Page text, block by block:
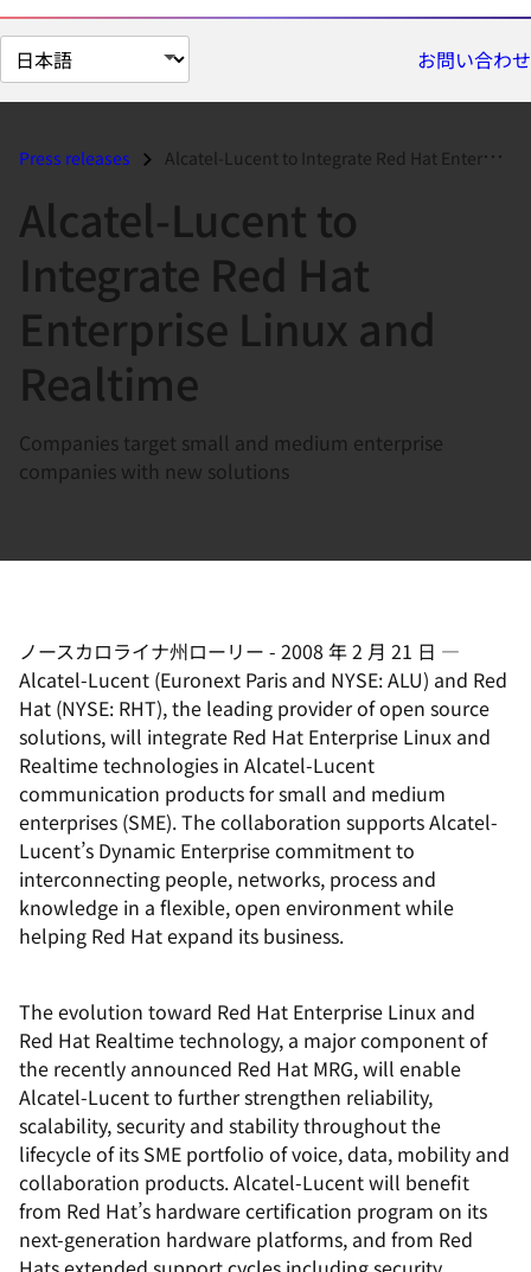
ペ
ー
の
を
だ
さ
お問い合わせ
Press releases Alcatel-Lucent to Integrate Red Hat Enterprise Linux and Realtime...
Alcatel-Lucent to
Integrate Red Hat
Enterprise Linux and
Realtime
Companies target small and medium enterprise
companies with new solutions
ノースカロライナ州ローリー - 2008 年 2 月 21 日 —
Alcatel-Lucent (Euronext Paris and NYSE: ALU) and Red
Hat (NYSE: RHT), the leading provider of open source
solutions, will integrate Red Hat Enterprise Linux and
Realtime technologies in Alcatel-Lucent
communication products for small and medium
enterprises (SME). The collaboration supports Alcatel-
Lucent’s Dynamic Enterprise commitment to
interconnecting people, networks, process and
knowledge in a flexible, open environment while
helping Red Hat expand its business.
The evolution toward Red Hat Enterprise Linux and
Red Hat Realtime technology, a major component of
the recently announced Red Hat MRG, will enable
Alcatel-Lucent to further strengthen reliability,
scalability, security and stability throughout the
lifecycle of its SME portfolio of voice, data, mobility and
collaboration products. Alcatel-Lucent will benefit
from Red Hat’s hardware certification program on its
next-generation hardware platforms, and from Red